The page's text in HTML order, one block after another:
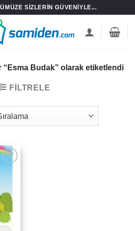
SIZLERIN GÜVENIYLE...
“Esma Budak” olarak etiketlendi
FILTRELE